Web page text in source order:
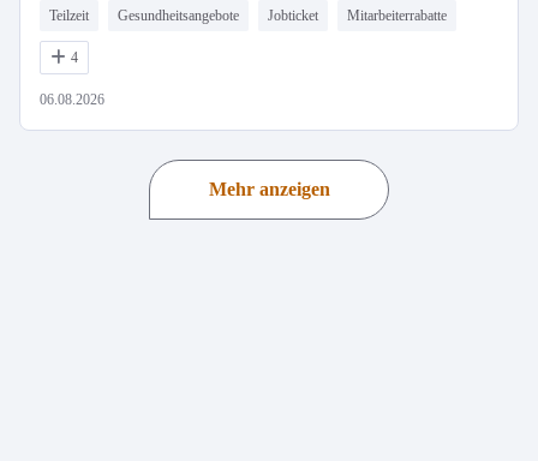
Teilzeit Gesundheitsangebote Jobticket Mitarbeiterrabatte
4
06.08.2026
Mehr anzeigen